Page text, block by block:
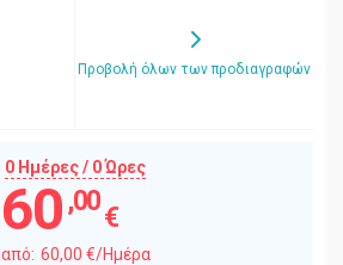
Προβολή όλων των προδιαγραφών
0 Ημέρες / 0 Ώρες
60 ,00
€
60,00 €/Ημέρα